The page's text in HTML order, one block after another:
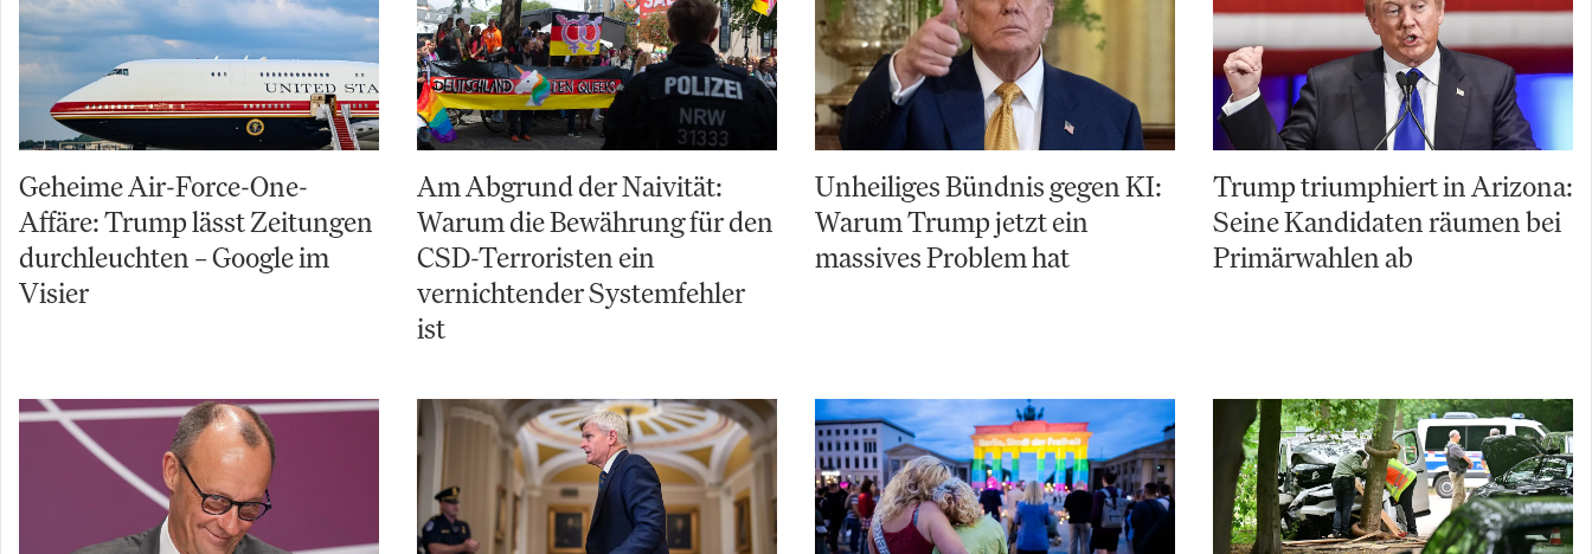
Geheime Air-Force-One-
Affäre: Trump lässt Zeitungen
durchleuchten – Google im
Visier
Am Abgrund der Naivität:
Warum die Bewährung für den
CSD-Terroristen ein
vernichtender Systemfehler
ist
Unheiliges Bündnis gegen KI:
Warum Trump jetzt ein
massives Problem hat
Trump triumphiert in Arizona:
Seine Kandidaten räumen bei
Primärwahlen ab